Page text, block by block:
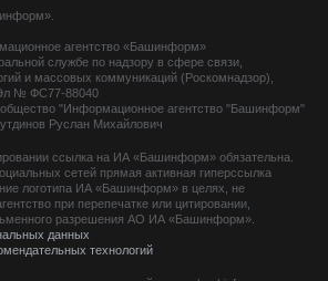
агентство «Башинформ»
службе по надзору в сфере связи,
и массовых коммуникаций (Роскомнадзор),
№ ФС77-88040
общество "Информационное агентство "Башинформ"
Руслан Михайлович
ссылка на ИА «Башинформ» обязательна.
сетей прямая активная гиперссылка
логотипа ИА «Башинформ» в целях, не
при перепечатке или цитировании,
разрешения АО ИА «Башинформ».
данных
технологий